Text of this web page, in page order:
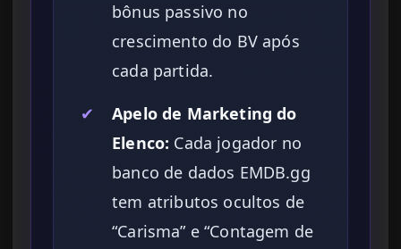
bônus passivo no
crescimento do BV após
cada partida.
✔
Apelo de Marketing do
Elenco: Cada jogador no
banco de dados EMDB.gg
tem atributos ocultos de
“Carisma” e “Contagem de